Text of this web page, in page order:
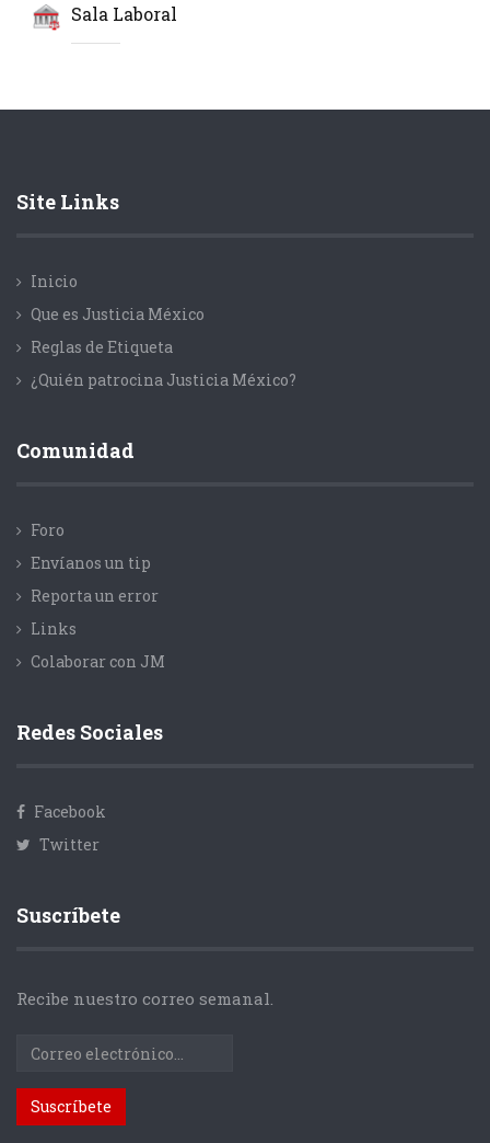
Sala Laboral
Site Links
Inicio
Que es Justicia México
Reglas de Etiqueta
¿Quién patrocina Justicia México?
Comunidad
Foro
Envíanos un tip
Reporta un error
Links
Colaborar con JM
Redes Sociales
Facebook
Twitter
Suscríbete
Recibe nuestro correo semanal.